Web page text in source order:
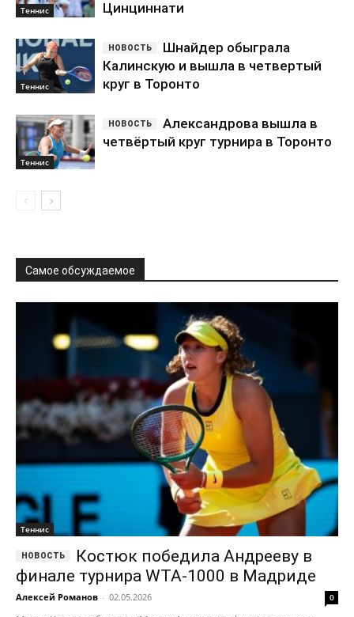
Теннис Цинциннати
Теннис
Шнайдер обыграла
Калинскую и вышла в четвертый
круг в Торонто
Теннис
Александрова вышла в
четвёртый круг турнира в Торонто
Самое обсуждаемое
Теннис
Костюк победила Андрееву в
финале турнира WTA-1000 в Мадриде
Алексей Романов - 02.05.2026 0